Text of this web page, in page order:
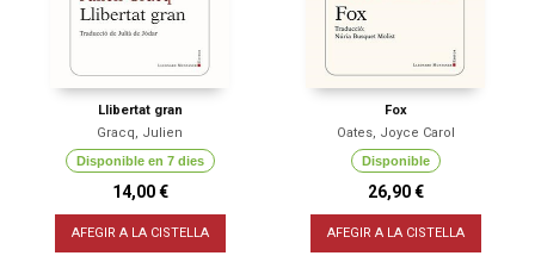
Llibertat gran
Gracq, Julien
Disponible en 7 dies
14,00 €
AFEGIR A LA CISTELLA
Fox
Oates, Joyce Carol
Disponible
26,90 €
AFEGIR A LA CISTELLA